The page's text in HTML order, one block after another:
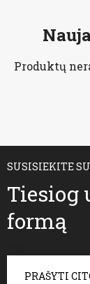
Produktų
SUSISIEKITE
Tiesiog
formą
PRAŠYTI